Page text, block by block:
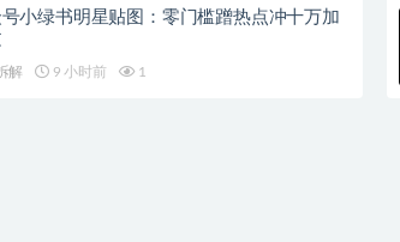
小绿书明星贴图：零门槛蹭热点冲十万加
解 9 小时前 1